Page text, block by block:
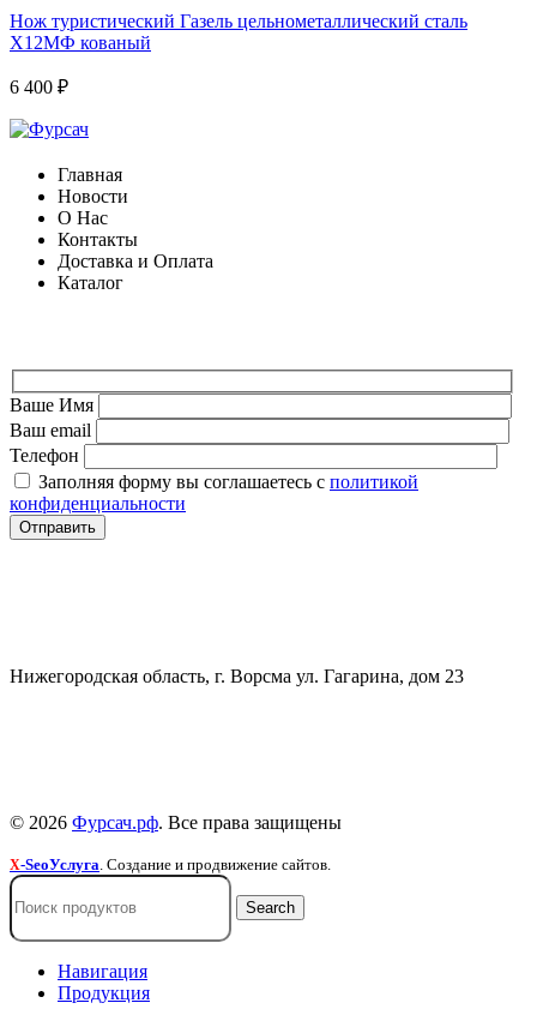
Нож туристический Газель цельнометаллический сталь
Х12МФ кованый
6 400 ₽
Главная
Новости
О Нас
Контакты
Доставка и Оплата
Каталог
Ваше Имя
Ваш email
Телефон
Заполняя форму вы соглашаетесь с политикой
конфиденциальности
Нижегородская область, г. Ворсма ул. Гагарина, дом 23
© 2026 Фурсач.рф. Все права защищены
X-SeoУслуга . Создание и продвижение сайтов.
Search
Навигация
Продукция